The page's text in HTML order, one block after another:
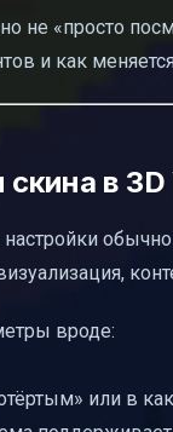
не «просто
и как
скина в
вроде:
или в